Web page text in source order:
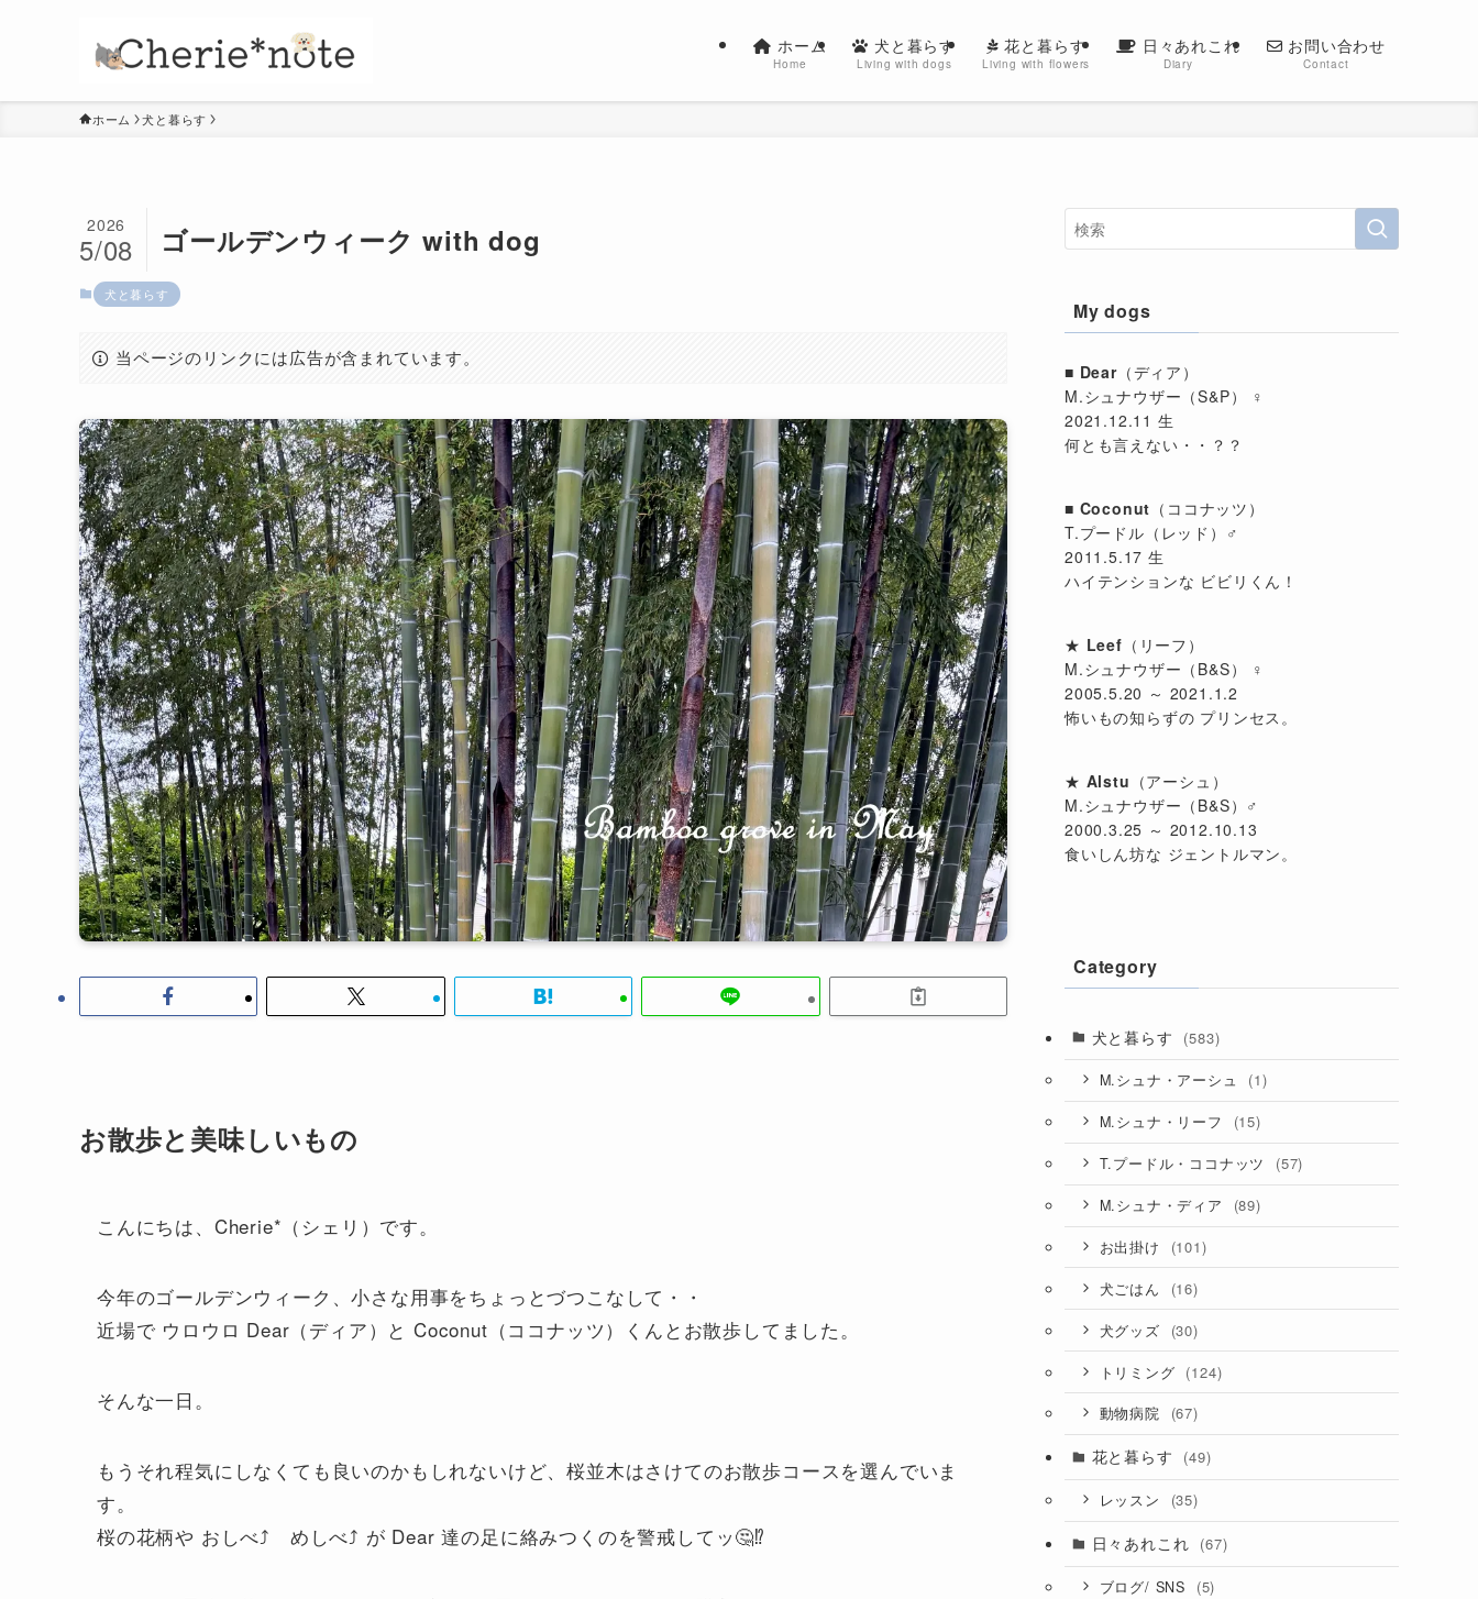
ホーム
Home
犬と暮らす
Living with dogs
花と暮らす
Living with flowers
日々あれこれ
Diary
お問い合わせ
Contact
ホーム 犬と暮らす
ゴールデンウィーク with dog
2026
5/08
犬と暮らす
当ページのリンクには広告が含まれています。
お散歩と美味しいもの
こんにちは、Cherie*（シェリ）です。
今年のゴールデンウィーク、小さな用事をちょっとづつこなして・・
近場で ウロウロ Dear（ディア）と Coconut（ココナッツ）くんとお散歩してました。
そんな一日。
もうそれ程気にしなくても良いのかもしれないけど、桜並木はさけてのお散歩コースを選んでいま
す。
桜の花柄や おしべ⤴ めしべ⤴ が Dear 達の足に絡みつくのを警戒してッ🤔⁉️
My dogs
■ Dear（ディア）
M.シュナウザー（S&P） ♀
2021.12.11 生
何とも言えない・・？？
■ Coconut （ココナッツ）
T.プードル（レッド）♂
2011.5.17 生
ハイテンションな ビビリくん！
★ Leef （リーフ）
M.シュナウザー（B&S） ♀
2005.5.20 ～ 2021.1.2
怖いもの知らずの プリンセス。
★ Alstu （アーシュ）
M.シュナウザー（B&S）♂
2000.3.25 ～ 2012.10.13
食いしん坊な ジェントルマン。
Category
犬と暮らす (583)
M.シュナ・アーシュ (1)
M.シュナ・リーフ (15)
T.プードル・ココナッツ (57)
M.シュナ・ディア (89)
お出掛け (101)
犬ごはん (16)
犬グッズ (30)
トリミング (124)
動物病院 (67)
花と暮らす (49)
レッスン (35)
日々あれこれ (67)
ブログ/ SNS (5)